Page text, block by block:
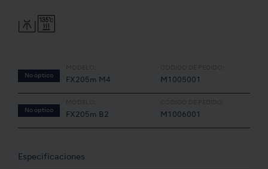
No óptico
FX205m M4 M1005001
No óptico
FX205m B2 M1006001
Especificaciones